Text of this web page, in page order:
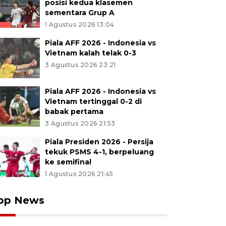
posisi kedua klasemen
sementara Grup A
1 Agustus 2026 13:04
Piala AFF 2026 - Indonesia vs
Vietnam kalah telak 0-3
3 Agustus 2026 23:21
Piala AFF 2026 - Indonesia vs
Vietnam tertinggal 0-2 di
babak pertama
3 Agustus 2026 21:53
Piala Presiden 2026 - Persija
tekuk PSMS 4-1, berpeluang
ke semifinal
1 Agustus 2026 21:45
News